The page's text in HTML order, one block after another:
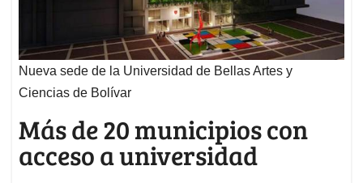
Nueva sede de la Universidad de Bellas Artes y
Ciencias de Bolívar
Más de 20 municipios con
acceso a universidad